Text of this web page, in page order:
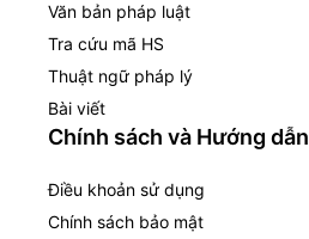
Văn bản pháp luật
Tra cứu mã HS
Thuật ngữ pháp lý
Bài viết
Chính sách và Hướng dẫn
Điều khoản sử dụng
Chính sách bảo mật